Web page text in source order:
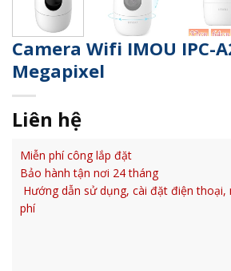
Camera Wifi IMOU IPC-
Megapixel
Liên hệ
Miễn phí công lắp đặt
Bảo hành tận nơi 24 tháng
Hướng dẫn sử dụng, cài đặt điện thoại,
phí